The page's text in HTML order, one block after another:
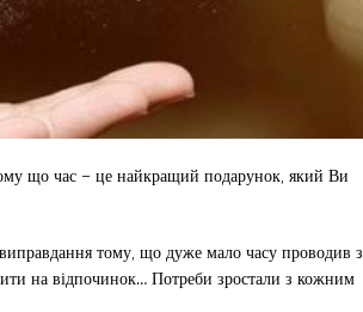
що час – це найкращий подарунок, який Ви
тому, що дуже мало часу проводив з
на відпочинок… Потреби зростали з кожним